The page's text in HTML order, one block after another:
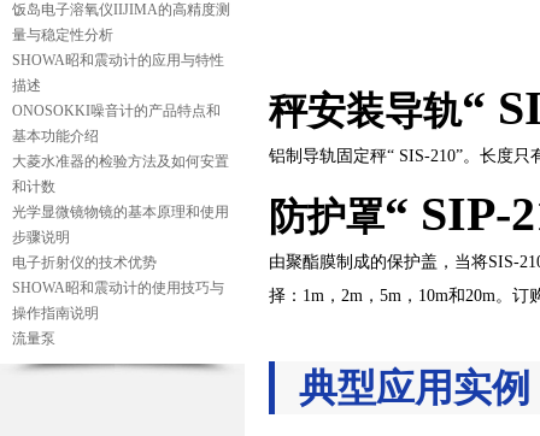
饭岛电子溶氧仪IIJIMA的高精度测
量与稳定性分析
SHOWA昭和震动计的应用与特性
描述
ONOSOKKI噪音计的产品特点和
基本功能介绍
大菱水准器的检验方法及如何安置
和计数
光学显微镜物镜的基本原理和使用
步骤说明
电子折射仪的技术优势
SHOWA昭和震动计的使用技巧与
操作指南说明
流量泵
秤安装导轨“
铝制导轨固定秤“ SIS-210”。 长度只
防护罩“ SIP-
由聚酯膜制成的保护盖，当将SIS-
择：1m，2m，5m，10m和20m。
典型应用实例